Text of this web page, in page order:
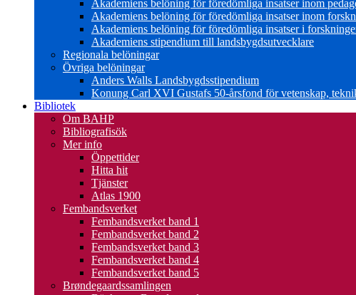
Akademiens belöning för föredömliga insatser inom
Akademiens belöning för föredömliga insatser inom
Akademiens belöning för föredömliga insatser i
Akademiens stipendium till landsbygdsutvecklare
Regionala belöningar
Övriga belöningar
Anders Walls Landsbygdsstipendium
Konung Carl XVI Gustafs 50-årsfond för vetenskap,
Bibliotek
Om BAHP
Bibliografisök
Mer info
Öppettider
Hitta hit
Tjänster
Atlas 1900
Fembandsverket
Fembandsverket band 1
Fembandsverket band 2
Fembandsverket band 3
Fembandsverket band 4
Fembandsverket band 5
Brøndegaardssamlingen